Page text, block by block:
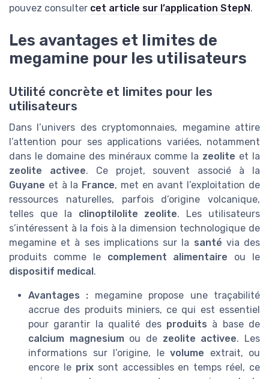
pouvez consulter cet article sur l’application StepN.
Les avantages et limites de
megamine pour les utilisateurs
Utilité concrète et limites pour les
utilisateurs
Dans l’univers des cryptomonnaies, megamine attire
l’attention pour ses applications variées, notamment
dans le domaine des minéraux comme la zeolite et la
zeolite activee. Ce projet, souvent associé à la
Guyane et à la France, met en avant l’exploitation de
ressources naturelles, parfois d’origine volcanique,
telles que la clinoptilolite zeolite. Les utilisateurs
s’intéressent à la fois à la dimension technologique de
megamine et à ses implications sur la santé via des
produits comme le complement alimentaire ou le
dispositif medical.
Avantages : megamine propose une traçabilité
accrue des produits miniers, ce qui est essentiel
pour garantir la qualité des produits à base de
calcium magnesiumou de zeolite activee. Les
informations sur l’origine, le volume extrait, ou
encore le prixsont accessibles en temps réel, ce